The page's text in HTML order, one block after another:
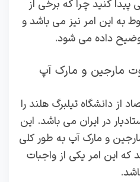
کنید چرا که برخی از
به این امر نیز می باشد و
داده می شود.
مارجین و مارک آپ
از دانشگاه تیلبرگ هلند را
در ایران می باشد. این
و مارک آپ به طور کلی
این امر یکی از واجبات